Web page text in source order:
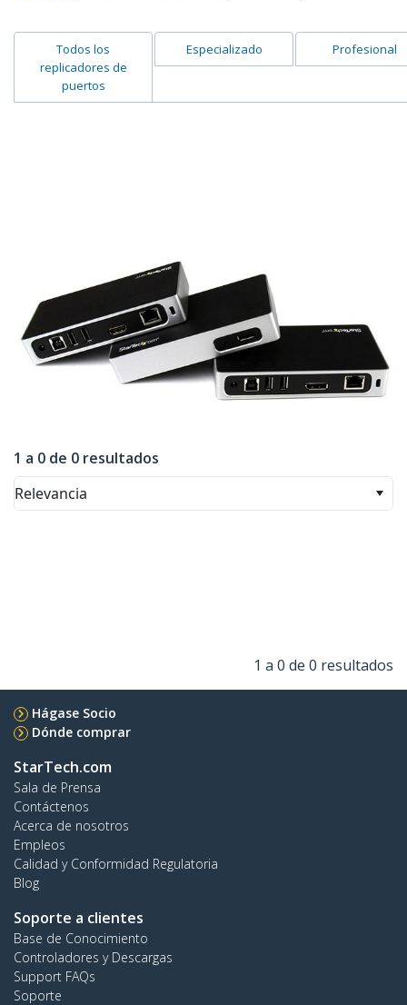
Todos los
replicadores de
puertos
Especializado Profesional
1 a 0 de 0 resultados
Relevancia
1 a 0 de 0 resultados
Hágase Socio
Dónde comprar
StarTech.com
Sala de Prensa
Contáctenos
Acerca de nosotros
Empleos
Calidad y Conformidad Regulatoria
Blog
Soporte a clientes
Base de Conocimiento
Controladores y Descargas
Support FAQs
Soporte